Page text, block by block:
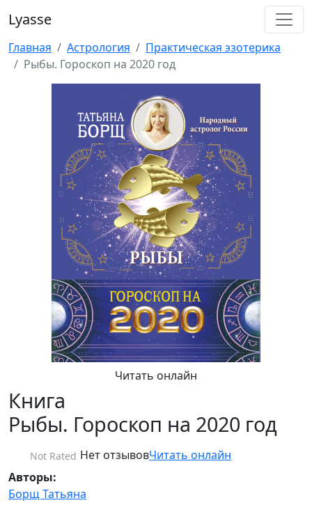
Lyasse
Главная Астрология
Практическая эзотерика
Рыбы. Гороскоп на 2020 год
Читать онлайн
Книга
Рыбы. Гороскоп на 2020 год
Not Rated Нет отзывовЧитать онлайн
Авторы:
Борщ Татьяна